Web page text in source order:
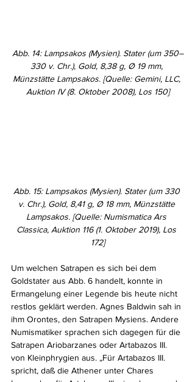
Abb. 14: Lampsakos (Mysien). Stater (um 350–
330 v. Chr.), Gold, 8,38 g, Ø 19 mm,
Münzstätte Lampsakos. [Quelle: Gemini, LLC,
Auktion IV (8. Oktober 2008), Los 150]
Abb. 15: Lampsakos (Mysien). Stater (um 330
v. Chr.), Gold, 8,41 g, Ø 18 mm, Münzstätte
Lampsakos. [Quelle: Numismatica Ars
Classica, Auktion 116 (1. Oktober 2019), Los
172]
Um welchen Satrapen es sich bei dem
Goldstater aus Abb. 6 handelt, konnte in
Ermangelung einer Legende bis heute nicht
restlos geklärt werden. Agnes Baldwin sah in
ihm Orontes, den Satrapen Mysiens. Andere
Numismatiker sprachen sich dagegen für die
Satrapen Ariobarzanes oder Artabazos III.
von Kleinphrygien aus. „Für Artabazos III.
spricht, daß die Athener unter Chares